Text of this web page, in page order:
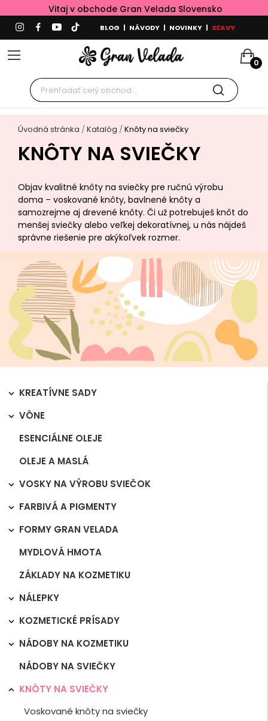
Vitaj v obchode Gran Velada Slovensko
BLOG | NÁVODY | NOVINKY | ZĽAVY
0
Úvodná stránka Katalóg Knôty na sviečky
KNÔTY NA SVIEČKY
Objav kvalitné knôty na sviečky pre ručnú výrobu
doma – voskované knôty, bavlnené knôty a
samozrejme aj drevené knôty. Či už potrebuješ knôt do
menšej sviečky alebo veľkej dekoratívnej, u nás nájdeš
správne riešenie pre akýkoľvek rozmer.
KREATÍVNE SADY

VÔNE

ESENCIÁLNE OLEJE
OLEJE A MASLÁ
VOSKY NA VÝROBU SVIEČOK

FARBIVÁ A PIGMENTY

FORMY GRAN VELADA

MYDLOVÁ HMOTA
ZÁKLADY NA KOZMETIKU
NÁLEPKY

KOZMETICKÉ PRÍSADY

NÁDOBY NA KOZMETIKU

NÁDOBY NA SVIEČKY
KNÔTY NA SVIEČKY

Voskované knôty na sviečky